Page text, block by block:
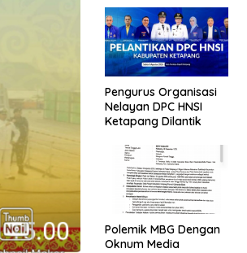
Pengurus Organisasi
Nelayan DPC HNSI
Ketapang Dilantik
Polemik MBG Dengan
Oknum Media